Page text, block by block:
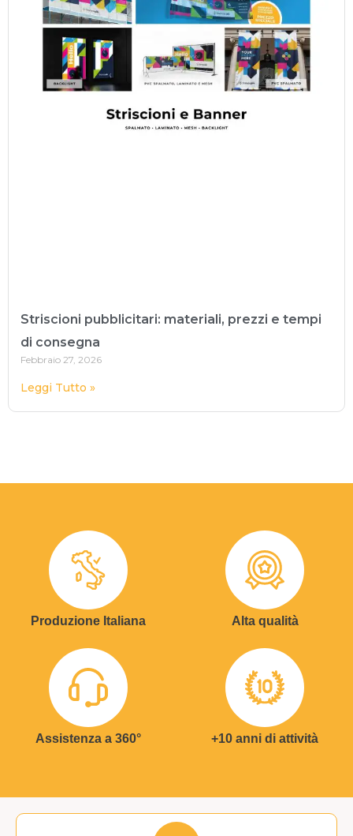
Striscioni pubblicitari: materiali, prezzi e tempi
di consegna
Febbraio 27, 2026
Leggi Tutto »
Produzione Italiana Alta qualità
Assistenza a 360° +10 anni di attività